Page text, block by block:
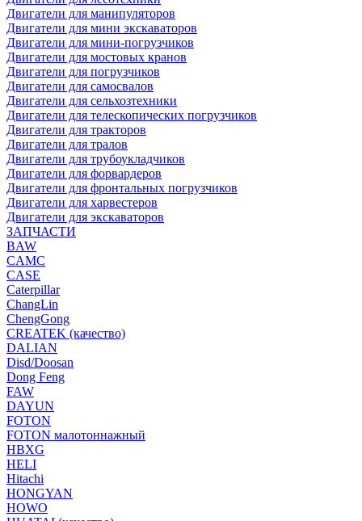
Двигатели для манипуляторов
Двигатели для мини экскаваторов
Двигатели для мини-погрузчиков
Двигатели для мостовых кранов
Двигатели для погрузчиков
Двигатели для самосвалов
Двигатели для сельхозтехники
Двигатели для телескопических погрузчиков
Двигатели для тракторов
Двигатели для тралов
Двигатели для трубоукладчиков
Двигатели для форвардеров
Двигатели для фронтальных погрузчиков
Двигатели для харвестеров
Двигатели для экскаваторов
ЗАПЧАСТИ
BAW
CAMC
CASE
Caterpillar
ChangLin
ChengGong
CREATEK (качество)
DALIAN
Disd/Doosan
Dong Feng
FAW
DAYUN
FOTON
FOTON малотоннажный
HBXG
HELI
Hitachi
HONGYAN
HOWO